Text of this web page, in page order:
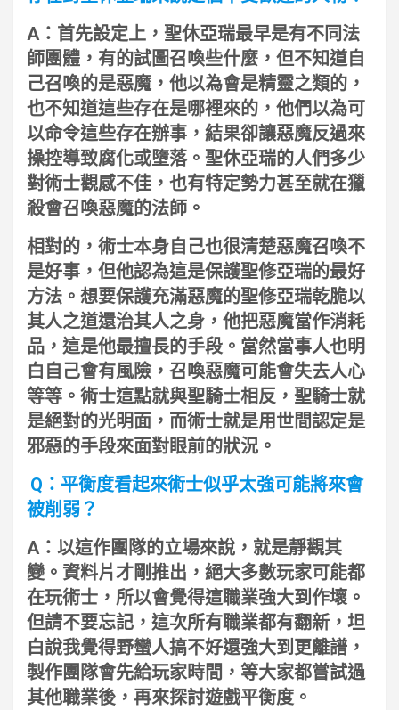
A：首先設定上，聖休亞瑞最早是有不同法
師團體，有的試圖召喚些什麼，但不知道自
己召喚的是惡魔，他以為會是精靈之類的，
也不知道這些存在是哪裡來的，他們以為可
以命令這些存在辦事，結果卻讓惡魔反過來
操控導致腐化或墮落。聖休亞瑞的人們多少
對術士觀感不佳，也有特定勢力甚至就在獵
殺會召喚惡魔的法師。
相對的，術士本身自己也很清楚惡魔召喚不
是好事，但他認為這是保護聖修亞瑞的最好
方法。想要保護充滿惡魔的聖修亞瑞乾脆以
其人之道還治其人之身，他把惡魔當作消耗
品，這是他最擅長的手段。當然當事人也明
白自己會有風險，召喚惡魔可能會失去人心
等等。術士這點就與聖騎士相反，聖騎士就
是絕對的光明面，而術士就是用世間認定是
邪惡的手段來面對眼前的狀況。
Q：平衡度看起來術士似乎太強可能將來會
被削弱？
A：以這作團隊的立場來說，就是靜觀其
變。資料片才剛推出，絕大多數玩家可能都
在玩術士，所以會覺得這職業強大到作壞。
但請不要忘記，這次所有職業都有翻新，坦
白說我覺得野蠻人搞不好還強大到更離譜，
製作團隊會先給玩家時間，等大家都嘗試過
其他職業後，再來探討遊戲平衡度。